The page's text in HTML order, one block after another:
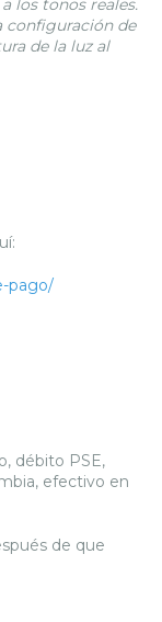
configuración de
de la luz al
pago/
débito PSE,
efectivo en
de que